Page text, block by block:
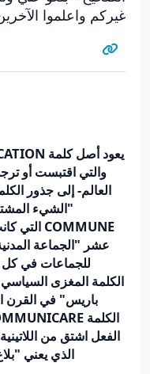
غيركم واعلموا
يعود أصل كلمة
والتي اقتبست أو
العالم- إلى جذور
"الشيء
COMMUNE التي
عشر "الجماعة
للجماعات في كل
الكلمة المغزى
باريس" في القرن
الكلمة
الفعل اشتق من
الذي يعني